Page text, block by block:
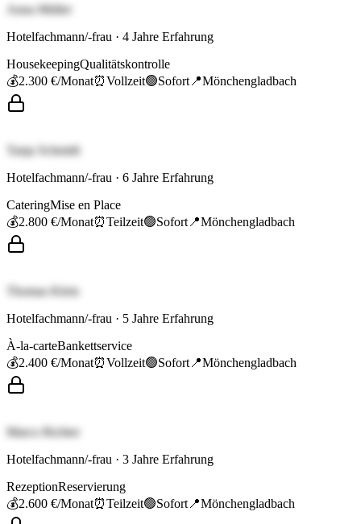
Anna Müller
Hotelfachmann/-frau · 4 Jahre Erfahrung
HousekeepingQualitätskontrolle
💰2.300 €/Monat⏰Vollzeit🟢Sofort 📍Mönchengladbach
Tanja Schmidt
Hotelfachmann/-frau · 6 Jahre Erfahrung
CateringMise en Place
💰2.800 €/Monat⏰Teilzeit🟢Sofort 📍Mönchengladbach
Thomas Klein
Hotelfachmann/-frau · 5 Jahre Erfahrung
À-la-carteBankettservice
💰2.400 €/Monat⏰Vollzeit🟢Sofort 📍Mönchengladbach
Marco Richter
Hotelfachmann/-frau · 3 Jahre Erfahrung
RezeptionReservierung
💰2.600 €/Monat⏰Teilzeit🟢Sofort 📍Mönchengladbach